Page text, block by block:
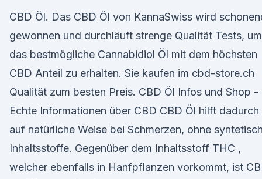
CBD Öl. Das CBD Öl von KannaSwiss wird
gewonnen und durchläuft strenge Qualität Tests, um
das bestmögliche Cannabidiol Öl mit dem höchsten
CBD Anteil zu erhalten. Sie kaufen im cbd-store.ch
Qualität zum besten Preis. CBD Öl Infos und Shop -
Echte Informationen über CBD CBD Öl hilft dadurch
auf natürliche Weise bei Schmerzen, ohne
Inhaltsstoffe. Gegenüber dem Inhaltsstoff THC ,
welcher ebenfalls in Hanfpflanzen vorkommt, ist